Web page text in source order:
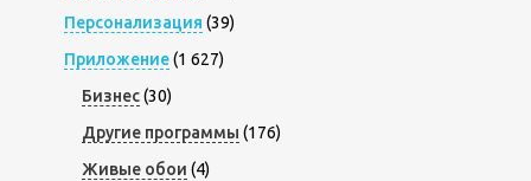
Персонализация (39)
Приложение(1 627)
Бизнес(30)
Другие программы (176)
Живые обои (4)